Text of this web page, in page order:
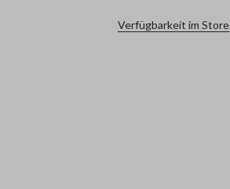
Verfügbarkeit im Store